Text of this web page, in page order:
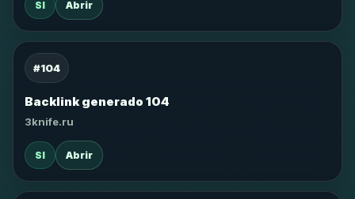
SI Abrir
#104
Backlink generado 104
3knife.ru
SI Abrir